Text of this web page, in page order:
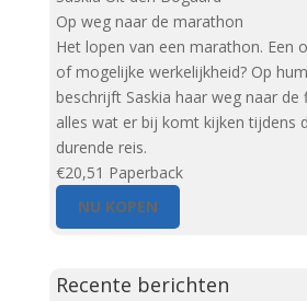
Op weg naar de marathon
Het lopen van een marathon. Een
of mogelijke werkelijkheid? Op
beschrijft Saskia haar weg naar de
alles wat er bij komt kijken tijdens
durende reis.
€20,51 Paperback
NU KOPEN
Recente berichten